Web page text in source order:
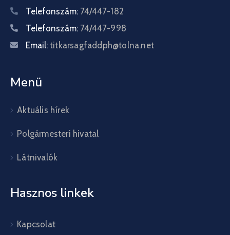
Telefonszám: 74/447-182
Telefonszám: 74/447-998
Email: titkarsagfaddph@tolna.net
Menü
Aktuális hírek
Polgármesteri hivatal
Látnivalók
Hasznos linkek
Kapcsolat